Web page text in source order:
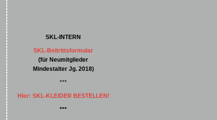
SKL-INTERN
SKL-Beitrittsformular
(für Neumitglieder
Mindestalter Jg. 2018)
***
Hier: SKL-KLEIDER BESTELLEN!
***